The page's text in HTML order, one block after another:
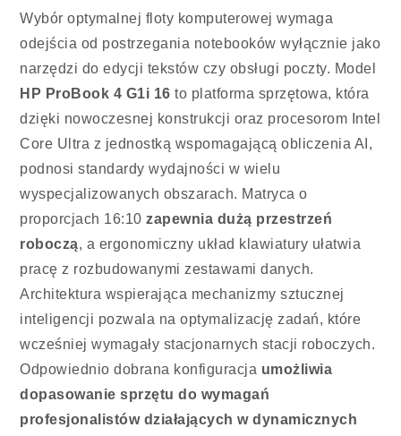
Wybór optymalnej floty komputerowej wymaga
odejścia od postrzegania notebooków wyłącznie jako
narzędzi do edycji tekstów czy obsługi poczty. Model
HP ProBook 4 G1i 16 to platforma sprzętowa, która
dzięki nowoczesnej konstrukcji oraz procesorom Intel
Core Ultra z jednostką wspomagającą obliczenia AI,
podnosi standardy wydajności w wielu
wyspecjalizowanych obszarach. Matryca o
proporcjach 16:10zapewnia dużą przestrzeń
roboczą, a ergonomiczny układ klawiatury ułatwia
pracę z rozbudowanymi zestawami danych.
Architektura wspierająca mechanizmy sztucznej
inteligencji pozwala na optymalizację zadań, które
wcześniej wymagały stacjonarnych stacji roboczych.
Odpowiednio dobrana konfiguracja umożliwia
dopasowanie sprzętu do wymagań
profesjonalistów działających w dynamicznych